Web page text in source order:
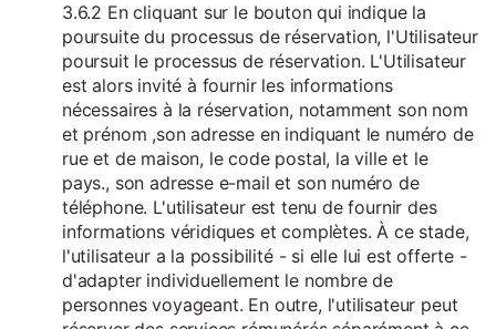
3.6.2 En cliquant sur le bouton qui indique la
poursuite du processus de réservation, l'Utilisateur
poursuit le processus de réservation. L'Utilisateur
est alors invité à fournir les informations
nécessaires à la réservation, notamment son nom
et prénom ,son adresse en indiquant le numéro de
rue et de maison, le code postal, la ville et le
pays., son adresse e-mail et son numéro de
téléphone. L'utilisateur est tenu de fournir des
informations véridiques et complètes. À ce stade,
l'utilisateur a la possibilité - si elle lui est offerte -
d'adapter individuellement le nombre de
personnes voyageant. En outre, l'utilisateur peut